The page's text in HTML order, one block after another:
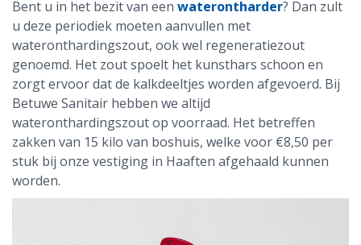
Bent u in het bezit van een waterontharder? Dan zult
u deze periodiek moeten aanvullen met
wateronthardingszout, ook wel regeneratiezout
genoemd. Het zout spoelt het kunsthars schoon en
zorgt ervoor dat de kalkdeeltjes worden afgevoerd. Bij
Betuwe Sanitair hebben we altijd
wateronthardingszout op voorraad. Het betreffen
zakken van 15 kilo van boshuis, welke voor €8,50 per
stuk bij onze vestiging in Haaften afgehaald kunnen
worden.